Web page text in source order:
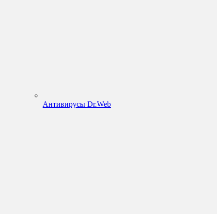
Антивирусы Dr.Web